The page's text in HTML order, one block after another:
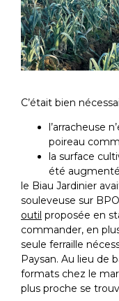
C’était bien
l’arracheuse
poireau
la surface
été
le Biau Jardinier
souleveuse sur BPO
outil proposée en
commander, en
seule ferraille
Paysan. Au lieu de
formats chez le
plus proche se